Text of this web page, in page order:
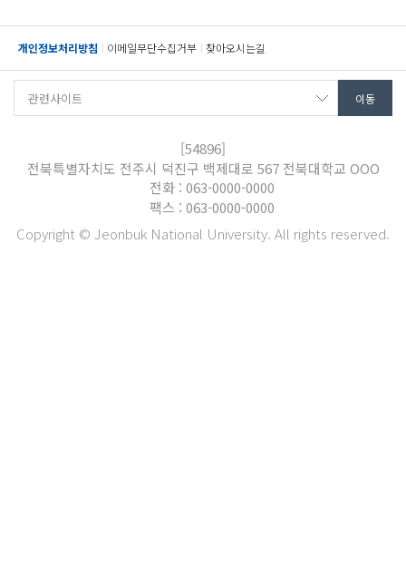
개인정보처리방침 이메일무단수집거부 찾아오시는길
[54896]
전북특별자치도 전주시 덕진구 백제대로 567 전북대학교 OOO
전화 : 063-0000-0000
팩스 : 063-0000-0000
Copyright © Jeonbuk National University. All rights reserved.